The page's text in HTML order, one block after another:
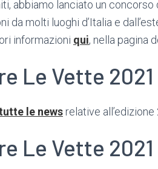
abbiamo lanciato un
da molti luoghi d’Italia e
informazioni qui, nella pagina
Le Vette
le news relative all’edizione
Le Vette